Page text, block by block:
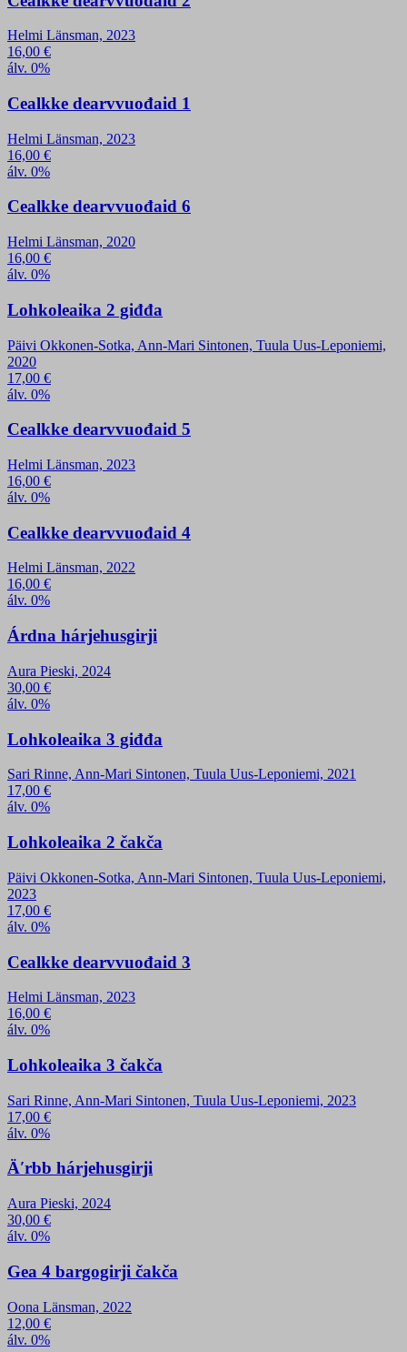
Helmi Länsman, 2023
16,00 €
álv. 0%
Cealkke dearvvuođaid 1
Helmi Länsman, 2023
16,00 €
álv. 0%
Cealkke dearvvuođaid 6
Helmi Länsman, 2020
16,00 €
álv. 0%
Lohkoleaika 2 giđđa
Päivi Okkonen-Sotka, Ann-Mari Sintonen, Tuula Uus-Leponiemi,
2020
17,00 €
álv. 0%
Cealkke dearvvuođaid 5
Helmi Länsman, 2023
16,00 €
álv. 0%
Cealkke dearvvuođaid 4
Helmi Länsman, 2022
16,00 €
álv. 0%
Árdna hárjehusgirji
Aura Pieski, 2024
30,00 €
álv. 0%
Lohkoleaika 3 giđđa
Sari Rinne, Ann-Mari Sintonen, Tuula Uus-Leponiemi, 2021
17,00 €
álv. 0%
Lohkoleaika 2 čakča
Päivi Okkonen-Sotka, Ann-Mari Sintonen, Tuula Uus-Leponiemi,
2023
17,00 €
álv. 0%
Cealkke dearvvuođaid 3
Helmi Länsman, 2023
16,00 €
álv. 0%
Lohkoleaika 3 čakča
Sari Rinne, Ann-Mari Sintonen, Tuula Uus-Leponiemi, 2023
17,00 €
álv. 0%
Äʹrbb hárjehusgirji
Aura Pieski, 2024
30,00 €
álv. 0%
Gea 4 bargogirji čakča
Oona Länsman, 2022
12,00 €
álv. 0%